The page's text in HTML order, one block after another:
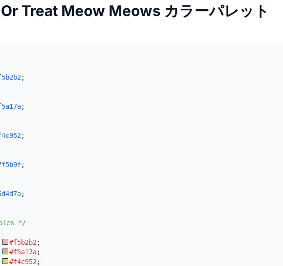
Treat Meow Meows カラーパレット
;
;
;
;
;
*/
#f5b2b2 ;
#f5a17a;
#f4c952 ;